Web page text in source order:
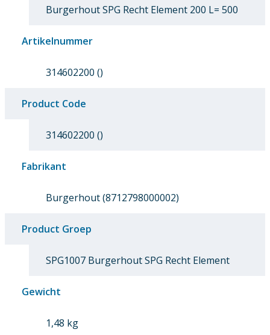
Burgerhout SPG Recht Element 200 L= 500
Artikelnummer
314602200 ()
Product Code
314602200 ()
Fabrikant
Burgerhout (8712798000002)
Product Groep
SPG1007 Burgerhout SPG Recht Element
Gewicht
1,48 kg